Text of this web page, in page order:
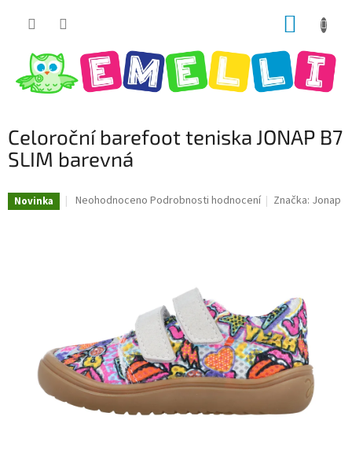
Celoroční barefoot teniska JONAP B7
SLIM barevná
Novinka
Průměrné
Neohodnoceno Podrobnosti hodnocení Značka: Jonap